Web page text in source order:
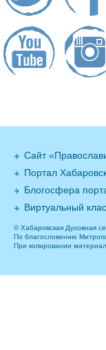
Сайт
Портал
Блогосфера
Виртуальный
© Хабаровская Духовная
По благословению
При копировании